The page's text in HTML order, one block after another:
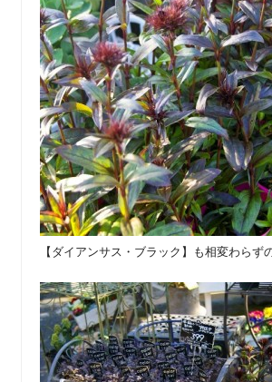
【ダイアンサス・ブラック】も相変わらず